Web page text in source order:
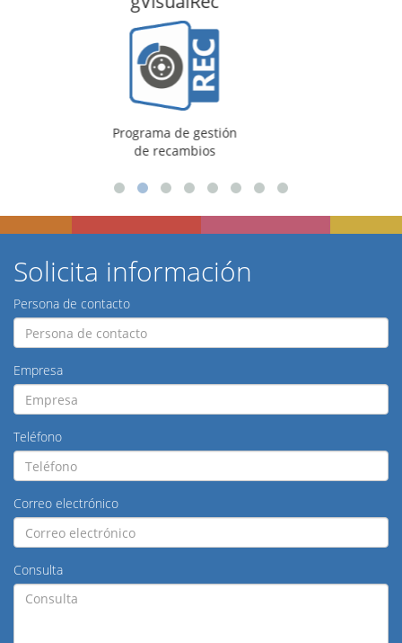
Programa de gestión
Solicita información
Persona de contacto
Empresa
Teléfono
Correo electrónico
Consulta